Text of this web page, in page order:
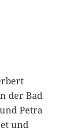
der Bad
Petra
und